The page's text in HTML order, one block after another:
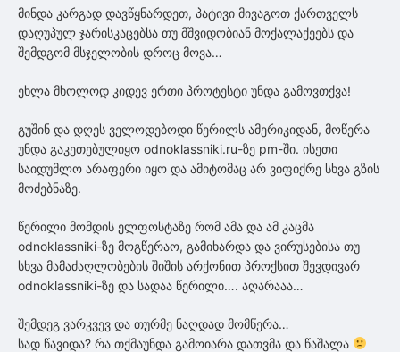
მინდა კარგად დავწყნარდეთ, პატივი მივაგოთ ქართველს
დაღუპულ ჯარისკაცებსა თუ მშვიდობიან მოქალაქეებს და
შემდგომ მსჯელობის დროც მოვა…
ეხლა მხოლოდ კიდევ ერთი პროტესტი უნდა გამოვთქვა!
გუშინ და დღეს ველოდებოდი წერილს ამერიკიდან, მოწერა
უნდა გაკეთებულიყო odnoklassniki.ru-ზე pm-ში. ისეთი
საიდუმლო არაფერი იყო და ამიტომაც არ ვიფიქრე სხვა გზის
მოძებნაზე.
წერილი მომდის ელფოსტაზე რომ ამა და ამ კაცმა
odnoklassniki-ზე მოგწერაო, გამიხარდა და ვირუსებისა თუ
სხვა მამაძაღლობების შიშის არქონით პროქსით შევდივარ
odnoklassniki-ზე და სადაა წერილი…. აღარააა…
შემდეგ ვარკვევ და თურმე ნაღდად მომწერა…
სად წავიდა? რა თქმაუნდა გამოიარა დათვმა და წაშალა